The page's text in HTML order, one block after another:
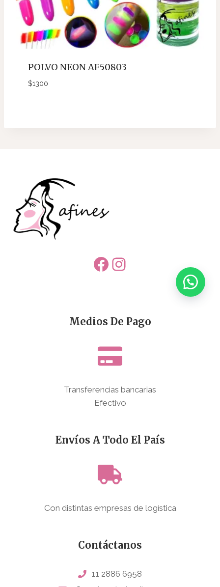
POLVO NEON AF50803
$1300
Facebook
Instagram
Medios De Pago
Transferencias bancarias
Efectivo
Envíos A Todo El País
Con distintas empresas de logística
Contáctanos
11 2886 6958